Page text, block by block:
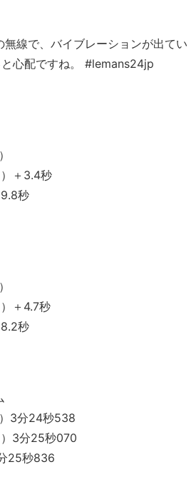
線で、バイブレーションが出てい
心配ですね。 #lemans24jp
＋3.4秒
秒
＋4.7秒
秒
3分24秒538
3分25秒070
25秒836